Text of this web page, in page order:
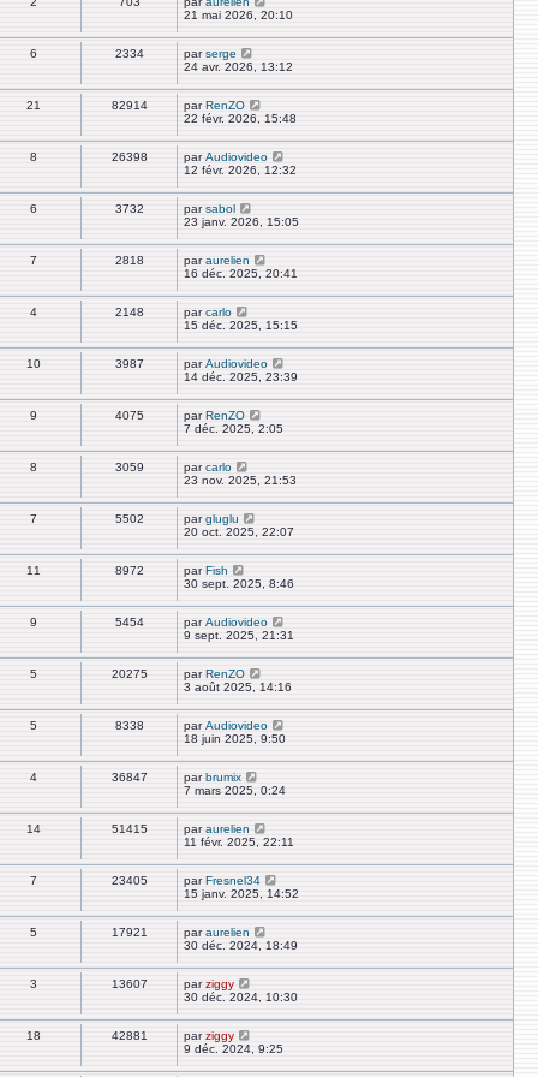
21 mai 2026, 20:10
6 2334 parserge
24 avr. 2026, 13:12
21 82914 parRenZO
22 févr. 2026, 15:48
8 26398 parAudiovideo
12 févr. 2026, 12:32
6 3732 parsabol
23 janv. 2026, 15:05
7 2818 paraurelien
16 déc. 2025, 20:41
4 2148 parcarlo
15 déc. 2025, 15:15
10 3987 parAudiovideo
14 déc. 2025, 23:39
9 4075 parRenZO
7 déc. 2025, 2:05
8 3059 parcarlo
23 nov. 2025, 21:53
7 5502 pargluglu
20 oct. 2025, 22:07
11 8972 parFish
30 sept. 2025, 8:46
9 5454 parAudiovideo
9 sept. 2025, 21:31
5 20275 parRenZO
3 août 2025, 14:16
5 8338 parAudiovideo
18 juin 2025, 9:50
4 36847 parbrumix
7 mars 2025, 0:24
14 51415 paraurelien
11 févr. 2025, 22:11
7 23405 parFresnel34
15 janv. 2025, 14:52
5 17921 paraurelien
30 déc. 2024, 18:49
3 13607 parziggy
30 déc. 2024, 10:30
18 42881 parziggy
9 déc. 2024, 9:25